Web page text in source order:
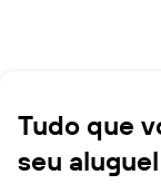
Tudo que
seu